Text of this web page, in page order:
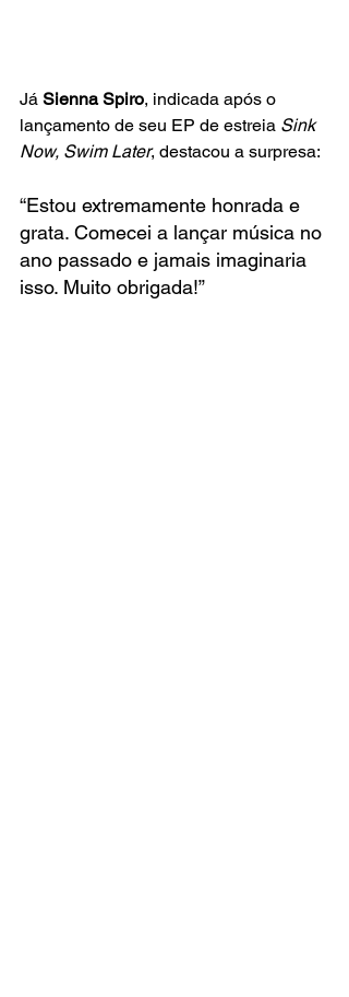
Já Sienna Spiro, indicada após o
lançamento de seu EP de estreia Sink
Now, Swim Later, destacou a surpresa:
“Estou extremamente honrada e
grata. Comecei a lançar música no
ano passado e jamais imaginaria
isso. Muito obrigada!”